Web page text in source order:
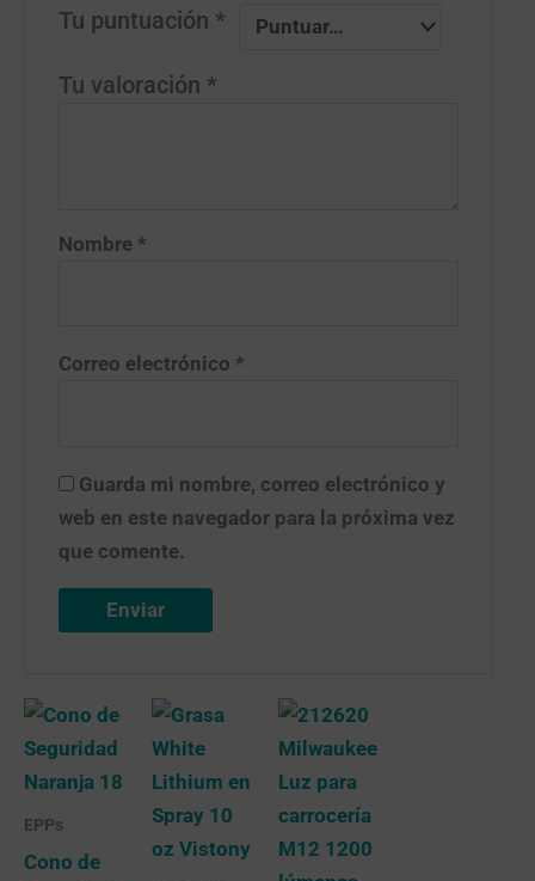
Tu puntuación *
Tu valoración *
Nombre *
Correo electrónico *
Guarda mi nombre, correo electrónico y
web en este navegador para la próxima vez
que comente.
EPPs
Cono de